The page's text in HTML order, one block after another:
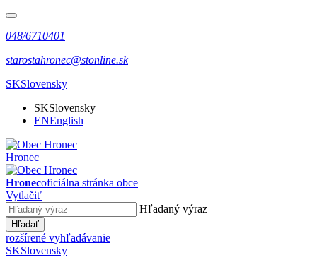
048/6710401
starostahronec@stonline.sk
SKSlovensky
SKSlovensky
ENEnglish
Hronec
Hronecoficiálna stránka obce
Vytlačiť
Hľadaný výraz
Hľadať
rozšírené vyhľadávanie
SKSlovensky